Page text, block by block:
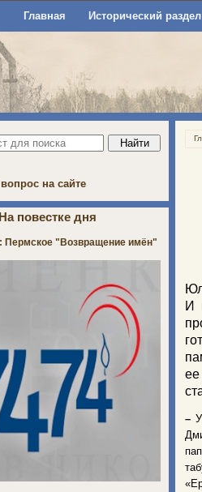
Главная Исторический раздел
И
ее
–
на сайте
На повестке дня
Пермское "Возвращение имён"